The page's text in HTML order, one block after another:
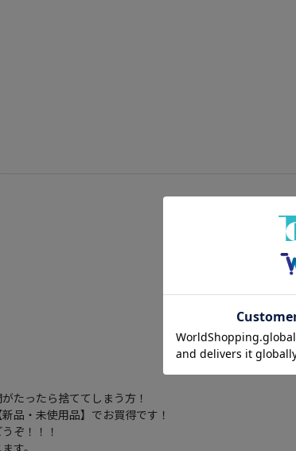
たったら捨ててしまう方！
品・未使用品】でお買得です！
ぞ！！！
す。